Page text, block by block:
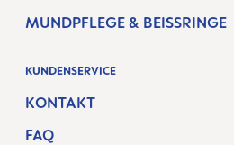
MUNDPFLEGE & BEISSRINGE
KUNDENSERVICE
KONTAKT
FAQ